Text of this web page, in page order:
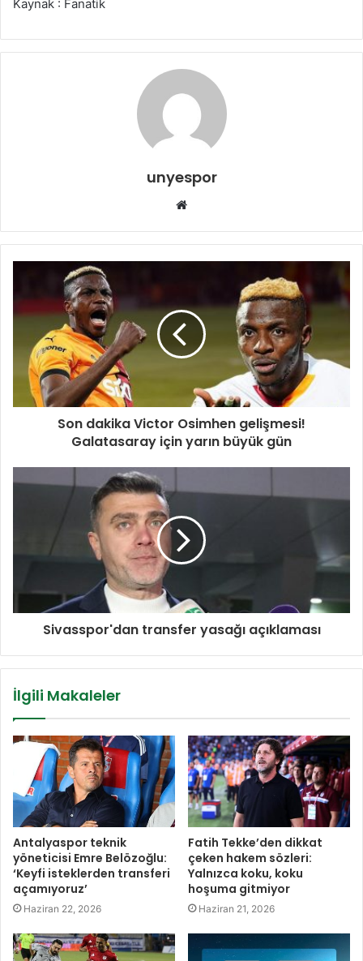
Kaynak : Fanatik
unyespor
Web
Son dakika Victor Osimhen gelişmesi!
Galatasaray için yarın büyük gün
Sivasspor'dan transfer yasağı açıklaması
İlgili Makaleler
Antalyaspor teknik
yöneticisi Emre Belözoğlu:
‘Keyfi isteklerden transferi
açamıyoruz’
Haziran 22, 2026
Fatih Tekke’den dikkat
çeken hakem sözleri:
Yalnızca koku, koku
hoşuma gitmiyor
Haziran 21, 2026